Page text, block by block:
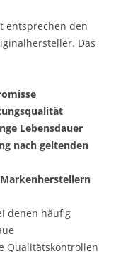
entsprechen den
Das
Lebensdauer
nach geltenden
denen häufig
Qualitätskontrollen